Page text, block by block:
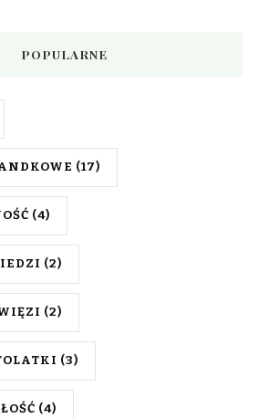
POPULARNE
(17)
(4)
(2)
(2)
(3)
(4)